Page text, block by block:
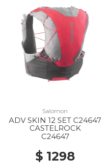
Salomon
ADV SKIN 12 SET C24647
CASTELROCK
C24647
$ 1298